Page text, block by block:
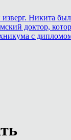
Никита
доктор,
с